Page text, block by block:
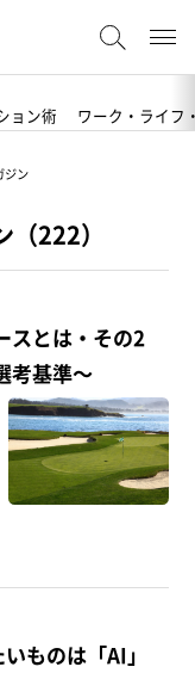
ョン術 ワーク・ライフ
ジン
222）
スとは・その2
考基準～
ものは「AI」